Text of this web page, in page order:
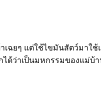
ฉยๆ แต่ใช้ไขมันสัตว์มาใ
ว่าเป็นมหกรรมของแม่บ้าน